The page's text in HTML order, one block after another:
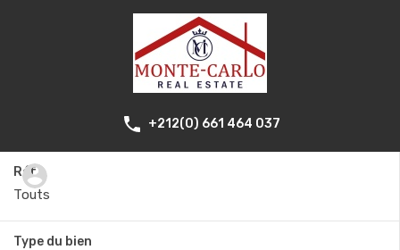
+212(0) 661 464 037
Réf.
Type du bien